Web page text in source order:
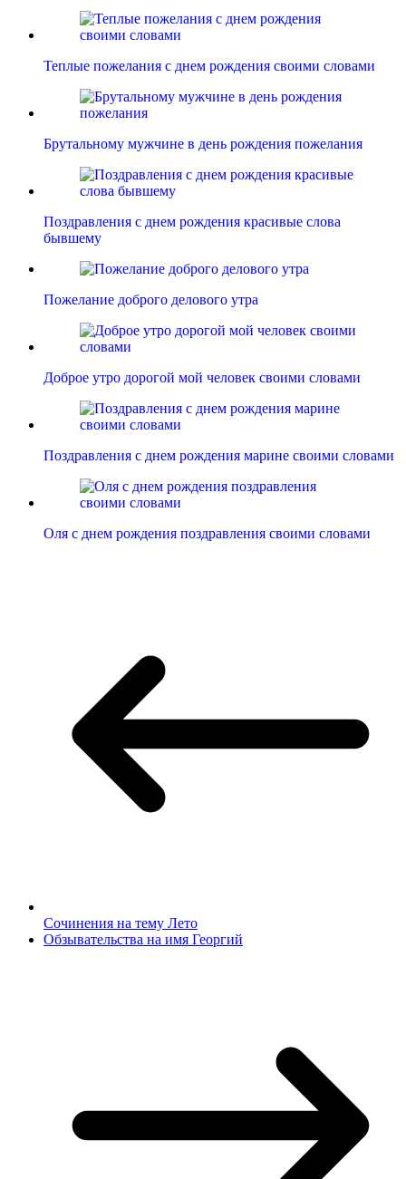
Теплые пожелания с днем рождения своими словами
Брутальному мужчине в день рождения пожелания
Поздравления с днем рождения красивые слова
бывшему
Пожелание доброго делового утра
Доброе утро дорогой мой человек своими словами
Поздравления с днем рождения марине своими словами
Оля с днем рождения поздравления своими словами
Сочинения на тему Лето
Обзывательства на имя Георгий